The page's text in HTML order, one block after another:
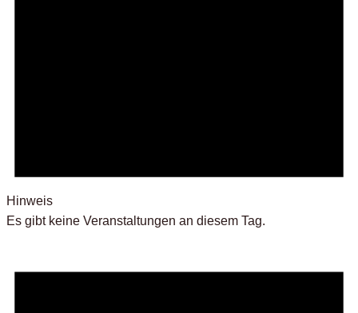
Hinweis
Es gibt keine Veranstaltungen an diesem Tag.